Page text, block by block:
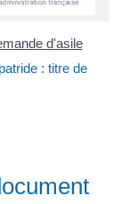
d'asile
: titre de